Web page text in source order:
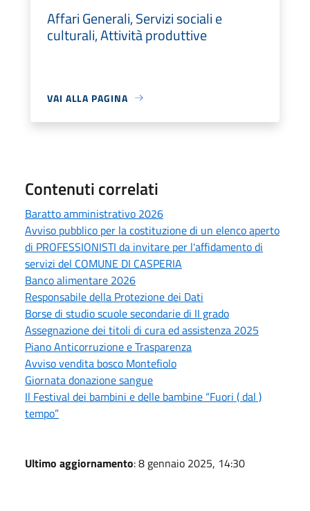
Affari Generali, Servizi sociali e
culturali, Attività produttive
VAI ALLA PAGINA
Contenuti correlati
Baratto amministrativo 2026
Avviso pubblico per la costituzione di un elenco aperto
di PROFESSIONISTI da invitare per l'affidamento di
servizi del COMUNE DI CASPERIA
Banco alimentare 2026
Responsabile della Protezione dei Dati
Borse di studio scuole secondarie di II grado
Assegnazione dei titoli di cura ed assistenza 2025
Piano Anticorruzione e Trasparenza
Avviso vendita bosco Montefiolo
Giornata donazione sangue
Il Festival dei bambini e delle bambine “Fuori ( dal )
tempo”
Ultimo aggiornamento: 8 gennaio 2025, 14:30